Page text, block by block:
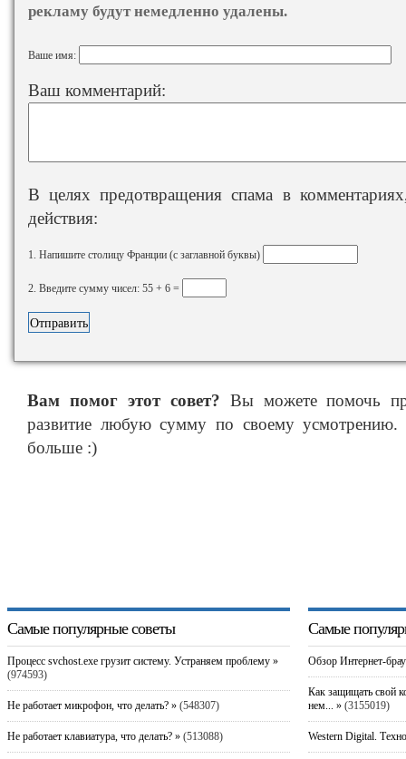
рекламу будут немедленно удалены.
Ваше имя:
Ваш комментарий:
В целях предотвращения спама в
действия:
1. Напишите столицу Франции (с заглавной буквы)
2. Введите сумму чисел: 55 + 6 =
Вам помог этот совет? Вы можете помочь
развитие любую сумму по своему
больше :)
Самые популярные советы
Процесс svchost.exe грузит систему. Устраняем проблему »
(974593)
Не работает микрофон, что делать? »(548307)
Не работает клавиатура, что делать? »(513088)
Самые
Обзор Интернет-
Как защищать свой
нем... »(3155019)
Western Digital.